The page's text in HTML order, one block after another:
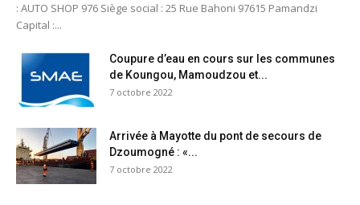
: AUTO SHOP 976 Siège social : 25 Rue Bahoni 97615 Pamandzi
Capital :...
Coupure d’eau en cours sur les communes
de Koungou, Mamoudzou et...
7 octobre 2022
Arrivée à Mayotte du pont de secours de
Dzoumogné : «...
7 octobre 2022